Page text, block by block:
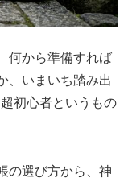
何から準備すれば
、いまいち踏み出
初心者というもの
の選び方から、神